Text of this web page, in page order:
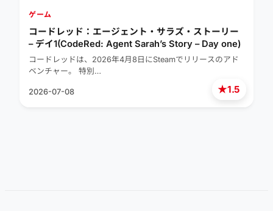
★1.5
ゲーム
コードレッド：エージェント・サラズ・ストーリー
– デイ1(CodeRed: Agent Sarah’s Story – Day one)
コードレッドは、2026年4月8日にSteamでリリースのアド
ベンチャー。 特別…
2026-07-08